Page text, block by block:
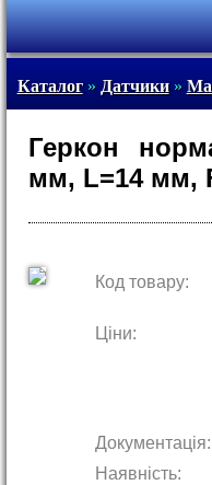
Каталог» Датчики»
Геркон
мм, L=14 мм,
Код товару:
Ціни:
Документація:
Наявність: